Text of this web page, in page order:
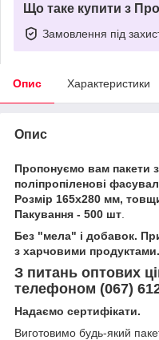
Що таке купити з
Замовлення під
Опис Характеристики
Опис
Пропонуємо вам пакети
поліпропіленові
Розмір 165х280 мм,
Пакування - 500 шт
Без "мела" і добавок.
з харчовими продуктами.
З питань оптових
телефоном (067)
Надаємо сертифікати.
Виготовимо будь-який